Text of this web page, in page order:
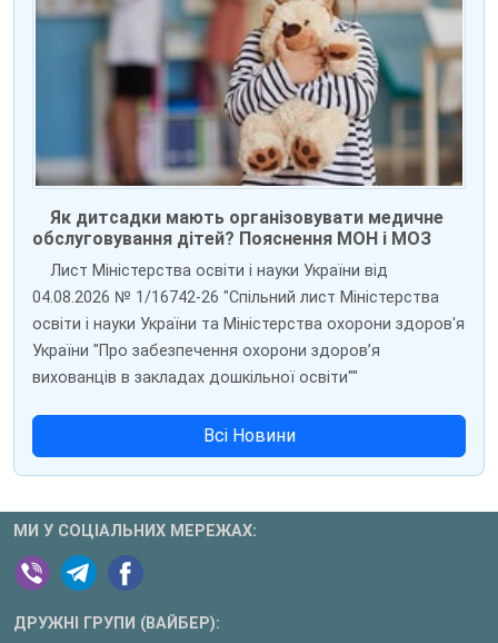
Як дитсадки мають організовувати медичне
обслуговування дітей? Пояснення МОН і МОЗ
Лист Міністерства освіти і науки України від
04.08.2026 № 1/16742-26 "Спільний лист Міністерства
освіти і науки України та Міністерства охорони здоров'я
України "Про забезпечення охорони здоров’я
вихованців в закладах дошкільної освіти""
Всі Новини
МИ У СОЦІАЛЬНИХ МЕРЕЖАХ:
ДРУЖНІ ГРУПИ (ВАЙБЕР):